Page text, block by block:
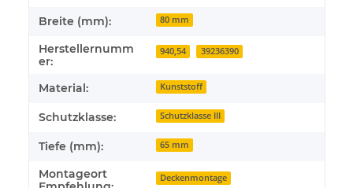
Breite (mm): 80 mm
Herstellernumm
er:
940,54 39236390
Material: Kunststoff
Schutzklasse: Schutzklasse III
Tiefe (mm): 65 mm
Montageort
Deckenmontage